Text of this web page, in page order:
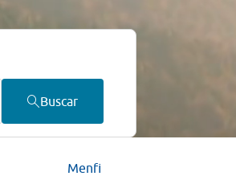
Buscar
Menfi